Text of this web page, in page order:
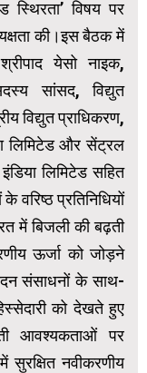
स्थिरता’ विषय पर
की।इस बैठक में
येसो नाइक,
सांसद, विद्युत
विद्युत प्राधिकरण,
लिमिटेड और सेंट्रल
लिमिटेड सहित
वरिष्ठ प्रतिनिधियों
में बिजली की बढ़ती
ऊर्जा को जोड़ने
संसाधनों के साथ-
को देखते हुए
आवश्यकताओं पर
सुरक्षित नवीकरणीय